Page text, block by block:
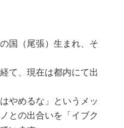
国（尾張）生まれ、そ
て、現在は都内にて出
やめるな」というメッ
との出合いを「イブク